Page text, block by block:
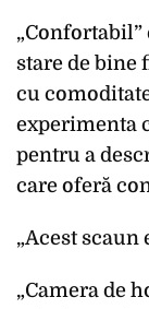
„Confortabil”
stare de bine
cu
experimenta
pentru a
care oferă
„Acest scaun
„Camera de